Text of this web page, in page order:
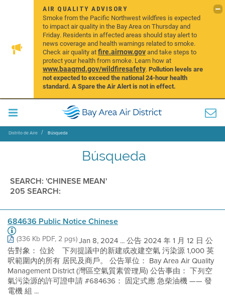
AIR QUALITY ADVISORY
Smoke from the Pacific Northwest wildfires is expected
to impact air quality in the Bay Area on Thursday and
Friday. Residents in affected areas should stay alert to
news coverage and health warnings related to smoke.
Check air quality atfire.airnow.govand take steps to
protect your health from smoke. Learn how at
www.baaqmd.gov/wildfiresafety.Pollution levels are
not expected to exceed the national 24-hour health
standard. A Spare the Air Alert is not in effect.
Distrito de Aire Búsqueda
Búsqueda
SEARCH: 'CHINESE MEAN'
205 SEARCH:
684636 Public Notice Chinese
(336 Kb PDF, 2 pgs)Jan 8, 2024 ... 公告 2024 年 1 月 12 日 公
告對象： 位於離下列提議中的新建或改建空氣 污染源 1,000 英
呎範圍內的所有 居民及商戶。 公告單位： Bay Area Air Quality
Management District (灣區空氣質素管理局) 公告事由： 下列空
氣污染源的許可證申請 #684636： 固定式應 急柴油機 —— 發
電機 組 ...